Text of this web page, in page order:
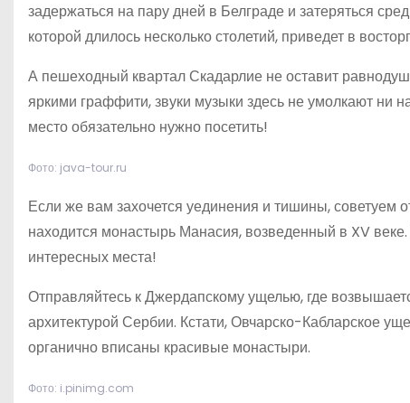
задержаться на пару дней в Белграде и затеряться
которой длилось несколько столетий, приведет в
А пешеходный квартал Скадарлие не оставит
яркими граффити, звуки музыки здесь не умолкают ни
место обязательно нужно посетить!
Фото: java-tour.ru
Если же вам захочется уединения и тишины, советуем
находится монастырь Манасия, возведенный в XV
интересных места!
Отправляйтесь к Джердапскому ущелью, где
архитектурой Сербии. Кстати, Овчарско-Кабларское
органично вписаны красивые монастыри.
Фото: i.pinimg.com